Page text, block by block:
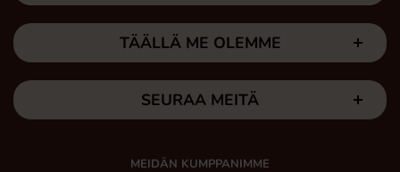
TÄÄLLÄ ME OLEMME
SEURAA MEITÄ
MEIDÄN KUMPPANIMME